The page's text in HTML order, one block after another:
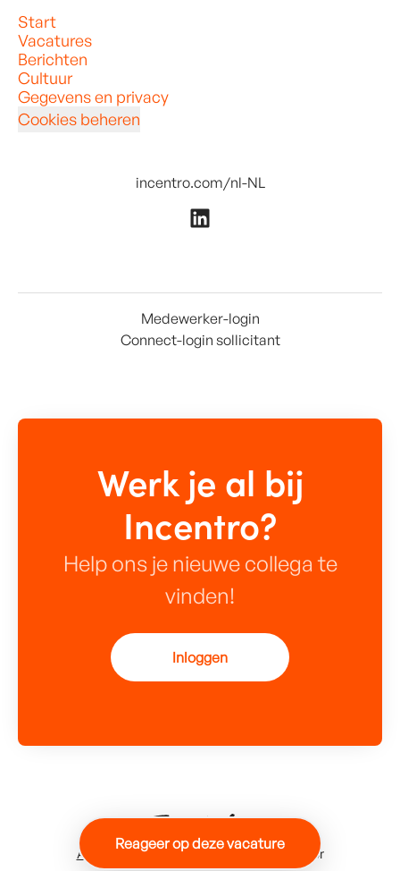
Reageer op deze vacature
Start
Vacatures
Berichten
Cultuur
Gegevens en privacy
Cookies beheren
incentro.com/nl-NL
Medewerker-login
Connect-login sollicitant
Werk je al bij
Incentro?
Help ons je nieuwe collega te
vinden!
Inloggen
Applicant tracking system door Teamtailor